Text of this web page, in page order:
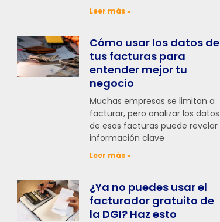
Leer más »
Cómo usar los datos de
tus facturas para
entender mejor tu
negocio
Muchas empresas se limitan a
facturar, pero analizar los datos
de esas facturas puede revelar
información clave
Leer más »
¿Ya no puedes usar el
facturador gratuito de
la DGI? Haz esto